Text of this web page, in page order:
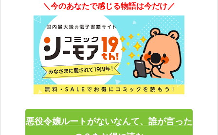
＼今のあなたで感じる物語は今だけ／
悪役令嬢ルートがないなんて、誰が言った